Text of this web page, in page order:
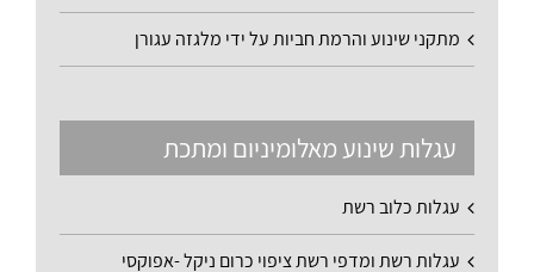
מתקני שינוע והרמת חביות על ידי מלגזה עגורן
עגלות שינוע מאלומיניום ומתכת
עגלות כלוב רשת
עגלות רשת ומדפי רשת ציפוי כרום ניקל -אפוקסי